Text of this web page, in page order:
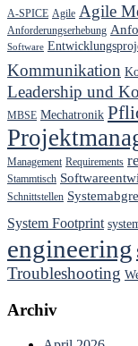
A-SPICE Agile Agile
Anforderungserhebung
Software
Kommunikation
Leadership und
MBSE Mechatronik
Management Requirements
Stammtisch
Schnittstellen
System Footprint
engineering
Troubleshooting
Archiv